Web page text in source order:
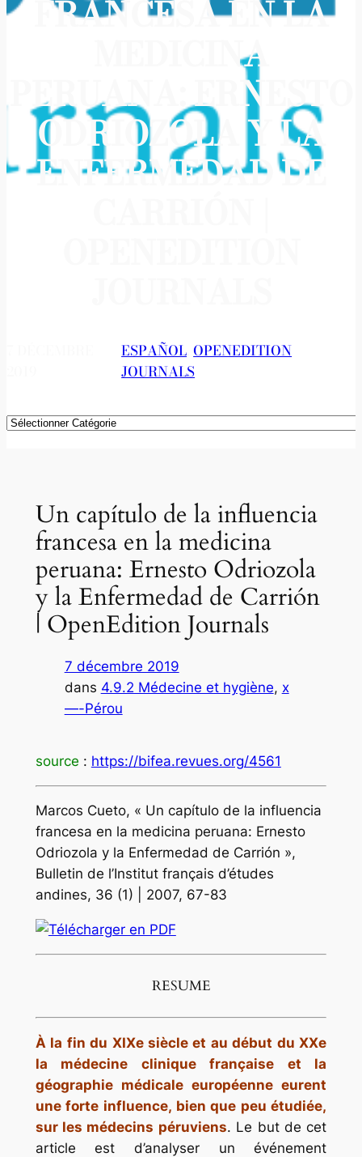
FRANCESA EN LA
MEDICINA
PERUANA: ERNESTO
ODRIOZOLA Y LA
ENFERMEDAD DE
ESPAÑOL OPENEDITION
JOURNALS
Catégories
Un capítulo de la influencia
francesa en la medicina
peruana: Ernesto Odriozola
y la Enfermedad de Carrión
| OpenEdition Journals
7 décembre 2019
dans 4.9.2 Médecine et hygiène, x
—-Pérou
source : https://bifea.revues.org/4561
Marcos Cueto, « Un capítulo de la influencia
francesa en la medicina peruana: Ernesto
Odriozola y la Enfermedad de Carrión »,
Bulletin de l’Institut français d’études
andines, 36 (1) | 2007, 67-83
RESUME
À la fin du XIXe siècle et au début du XXe
la médecine clinique française et la
géographie médicale européenne eurent
une forte influence, bien que peu étudiée,
sur les médecins péruviens. Le but de cet
article est d’analyser un événement